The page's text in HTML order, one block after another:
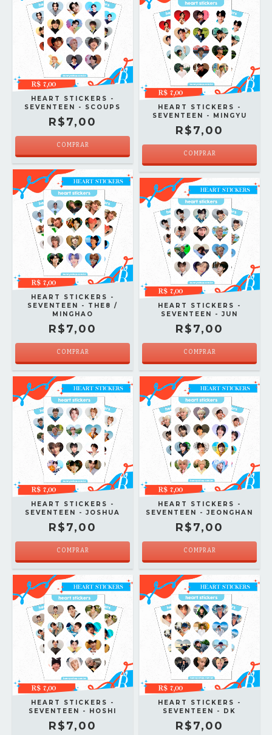
HEART STICKERS -
SEVENTEEN - SCOUPS
R$7,00
COMPRAR
HEART STICKERS -
SEVENTEEN - MINGYU
R$7,00
COMPRAR
HEART STICKERS -
SEVENTEEN - THE8 /
MINGHAO
R$7,00
COMPRAR
HEART STICKERS -
SEVENTEEN - JUN
R$7,00
COMPRAR
HEART STICKERS -
SEVENTEEN - JOSHUA
R$7,00
COMPRAR
HEART STICKERS -
SEVENTEEN - JEONGHAN
R$7,00
COMPRAR
HEART STICKERS -
SEVENTEEN - HOSHI
R$7,00
HEART STICKERS -
SEVENTEEN - DK
R$7,00